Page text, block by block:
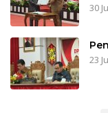
30
23